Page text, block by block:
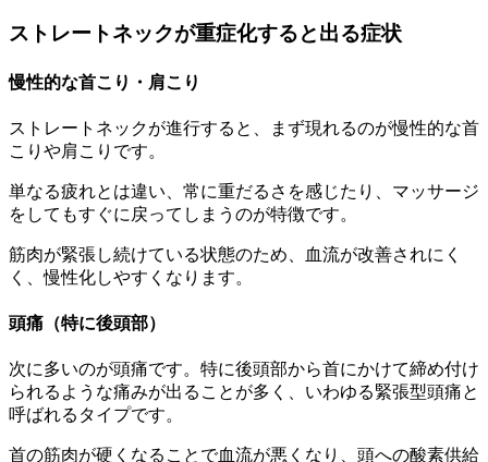
ストレートネックが重症化すると出る症状
慢性的な首こり・肩こり
ストレートネックが進行すると、まず現れるのが慢性的な首
こりや肩こりです。
単なる疲れとは違い、常に重だるさを感じたり、マッサージ
をしてもすぐに戻ってしまうのが特徴です。
筋肉が緊張し続けている状態のため、血流が改善されにく
く、慢性化しやすくなります。
頭痛（特に後頭部）
次に多いのが頭痛です。特に後頭部から首にかけて締め付け
られるような痛みが出ることが多く、いわゆる緊張型頭痛と
呼ばれるタイプです。
首の筋肉が硬くなることで血流が悪くなり、頭への酸素供給